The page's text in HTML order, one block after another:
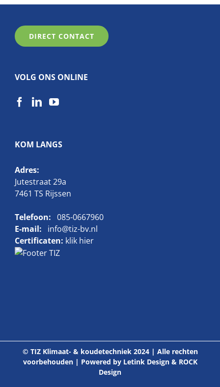
DIRECT CONTACT
VOLG ONS ONLINE
KOM LANGS
Adres:
Jutestraat 29a
7461 TS Rijssen
Telefoon: 085-0667960
E-mail:
info@tiz-bv.nl
Certificaten: klik hier
© TIZ Klimaat- & koudetechniek 2024 | Alle rechten
voorbehouden | Powered by Letink Design& ROCK
Design